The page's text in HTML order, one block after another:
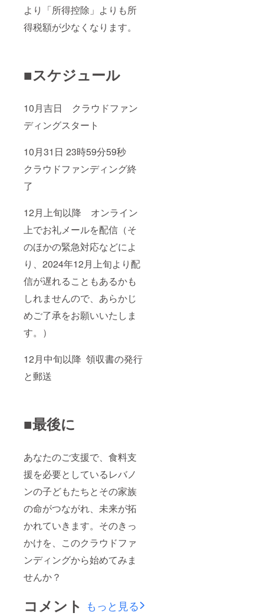
より「所得控除」よりも所
得税額が少なくなります。
■スケジュール
10月吉日 クラウドファン
ディングスタート
10月31日 23時59分59秒
クラウドファンディング終
了
12月上旬以降 オンライン
上でお礼メールを配信（そ
のほかの緊急対応などによ
り、2024年12月上旬より配
信が遅れることもあるかも
しれませんので、あらかじ
めご了承をお願いいたしま
す。）
12月中旬以降 領収書の発行
と郵送
■最後に
あなたのご支援で、食料支
援を必要としているレバノ
ンの子どもたちとその家族
の命がつながれ、未来が拓
かれていきます。そのきっ
かけを、このクラウドファ
ンディングから始めてみま
せんか？
コメント もっと見る